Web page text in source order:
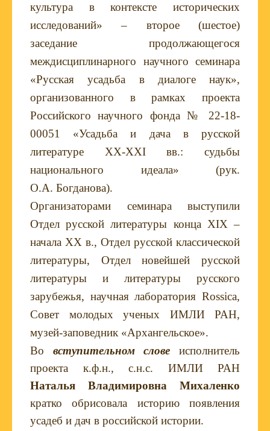
культура в контексте исторических
исследований» – второе (шестое)
заседание продолжающегося
междисциплинарного научного семинара
«Русская усадьба в диалоге наук»,
организованного в рамках проекта
Российского научного фонда № 22-18-
00051 «Усадьба и дача в русской
литературе XX-XXIвв.: судьбы
национального идеала» (рук.
О.А. Богданова).
Организаторами семинара выступили
Отдел русской литературы конца XIX –
начала ХХ в., Отдел русской классической
литературы, Отдел новейшей русской
литературы и литературы русского
зарубежья, научная лаборатория Rossica,
Совет молодых ученых ИМЛИ РАН,
музей-заповедник «Архангельское».
Во вступительном слове исполнитель
проекта к.ф.н., с.н.с. ИМЛИ РАН
Наталья Владимировна Михаленко
кратко обрисовала историю появления
усадеб и дач в российской истории.